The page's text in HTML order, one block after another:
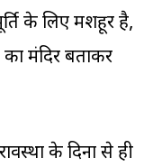
के लिए मशहूर है,
का मंदिर बताकर
के दिनों से ही